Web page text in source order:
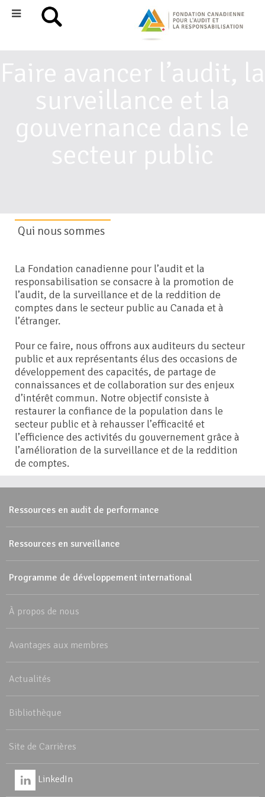
Faire avancer l’audit, la
surveillance et la
gouvernance dans le
secteur public
Qui nous sommes
La Fondation canadienne pour l’audit et la
responsabilisation se consacre à la promotion de
l’audit, de la surveillance et de la reddition de
comptes dans le secteur public au Canada et à
l’étranger.
Pour ce faire, nous offrons aux auditeurs du secteur
public et aux représentants élus des occasions de
développement des capacités, de partage de
connaissances et de collaboration sur des enjeux
d’intérêt commun. Notre objectif consiste à
restaurer la confiance de la population dans le
secteur public et à rehausser l’efficacité et
l’efficience des activités du gouvernement grâce à
l’amélioration de la surveillance et de la reddition
de comptes.
Ressources en audit de performance
Ressources en surveillance
Programme de développement international
À propos de nous
Avantages aux membres
Actualités
Bibliothèque
Site de Carrières
LinkedIn